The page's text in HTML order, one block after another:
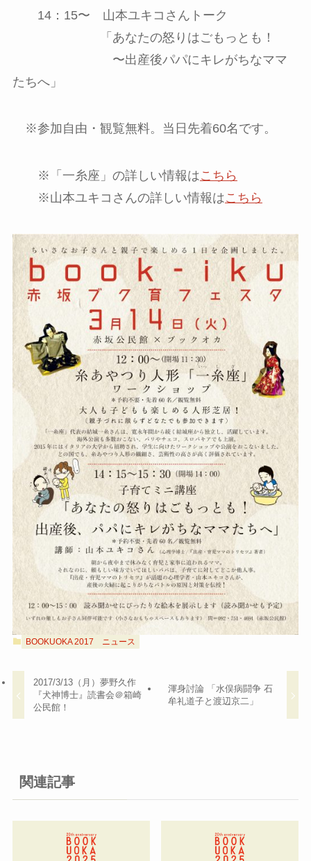
14：15〜 山本ユキコさんトーク
「あなたの怒りはごもっとも！
〜出産後パパにキレがちなママ
たちへ」
※参加自由・観覧無料。当日先着60名です。
※「一糸座」の詳しい情報はこちら
※山本ユキコさんの詳しい情報はこちら
BOOKUOKA 2017 ニュース
2017/3/13（月）夢野久作
『犬神博士』読書会＠箱崎
公民館！
渾身討論 「水俣病闘争 石
牟礼道子と渡辺京二」
関連記事